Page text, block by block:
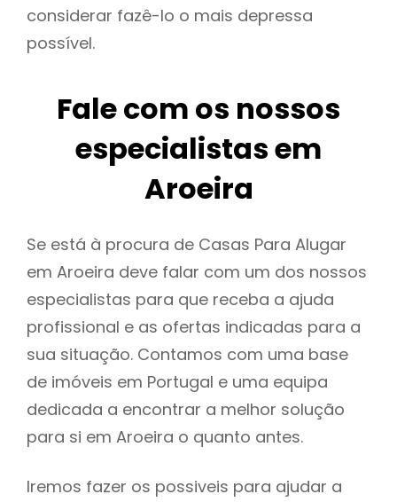
considerar fazê-lo o mais depressa
possível.
Fale com os nossos
especialistas em
Aroeira
Se está à procura de Casas Para Alugar
em Aroeira deve falar com um dos nossos
especialistas para que receba a ajuda
profissional e as ofertas indicadas para a
sua situação. Contamos com uma base
de imóveis em Portugal e uma equipa
dedicada a encontrar a melhor solução
para si em Aroeira o quanto antes.
Iremos fazer os possiveis para ajudar a